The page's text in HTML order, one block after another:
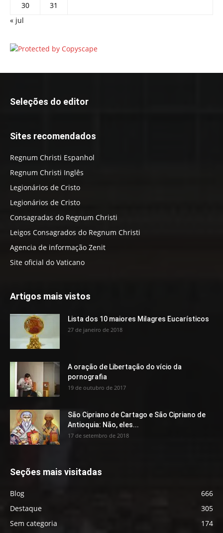
30
31
« jul
Seleções do editor
Sites recomendados
Regnum Christi Espanhol
Regnum Christi Inglês
Legionários de Cristo
Legionários de Cristo
Consagradas do Regnum Christi
Leigos Consagrados do Regnum Christi
Agencia de informação Zenit
Site oficial do Vaticano
Artigos mais vistos
Lista dos 10 maiores Milagres Eucarísticos
27 de janeiro de 2018
A oração de Libertação do vício da
pornografia
19 de outubro de 2017
São Cipriano de Cartago e São Cipriano de
Antioquia: Não, eles...
17 de setembro de 2018
Seções mais visitadas
Blog
666
Destaque
305
Sem categoria
174